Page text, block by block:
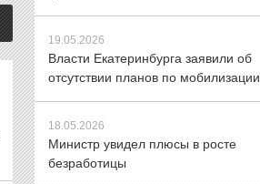
19.05.2026
Власти Екатеринбурга заявили об
отсутствии планов по мобилизации
18.05.2026
Министр увидел плюсы в росте
безработицы